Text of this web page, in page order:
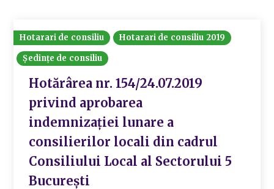
Hotarari de consiliu
Hotarari de consiliu 2019
Ședințe de consiliu
Hotărârea nr. 154/24.07.2019
privind aprobarea
indemnizației lunare a
consilierilor locali din cadrul
Consiliului Local al Sectorului 5
București